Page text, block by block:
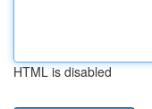
HTML is disabled